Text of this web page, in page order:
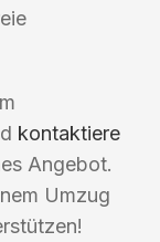
kontaktiere
Angebot.
Umzug